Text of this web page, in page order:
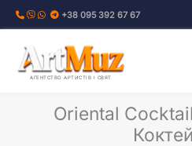
Перейти
+38 095 392 67 67
АГЕНТСТВО АРТИСТІВ І СВЯТ
Oriental